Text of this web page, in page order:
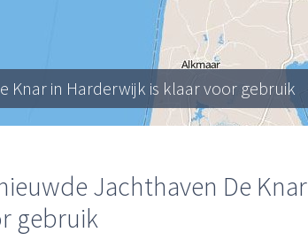
Knar in Harderwijk is klaar voor gebruik
Jachthaven De
gebruik